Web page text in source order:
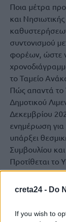
creta24 - Do
If you wish to
Ποια μέτρα
και
συντονισμού
φορέων, ώστε
το Ταμείο
Πώς απαντά το
Δημοτικού
Δεκεμβρίου
ενημέρωση για
υπάρξει
Συμβουλίου
Προτίθεται το
δημόσια
υλοποίησης
εμπιστοσύνη
απέναντι στη